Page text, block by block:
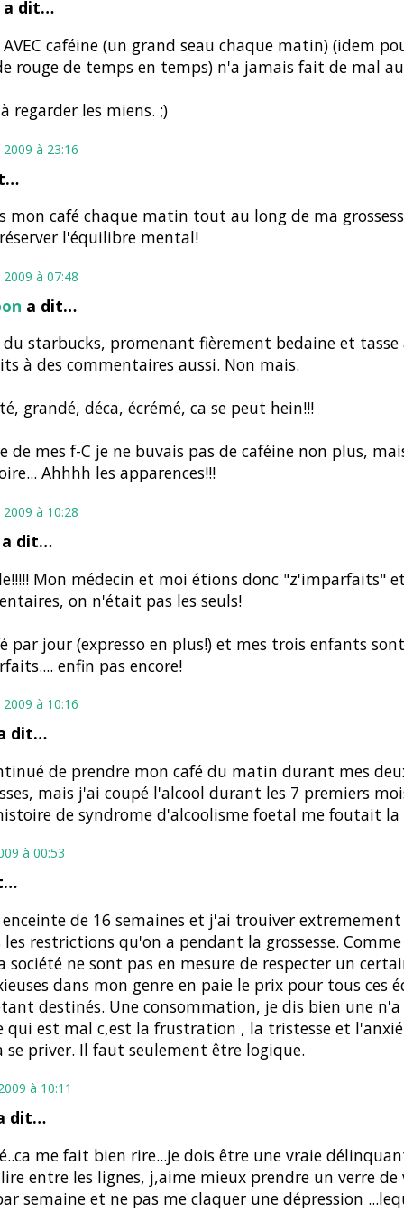
dit…
AVEC caféine (un grand seau chaque matin) (idem
rouge de temps en temps) n'a jamais fait de mal
regarder les miens. ;)
à 23:16
mon café chaque matin tout au long de ma
l'équilibre mental!
à 07:48
a dit…
du starbucks, promenant fièrement bedaine et tasse
à des commentaires aussi. Non mais.
grandé, déca, écrémé, ca se peut hein!!!
de mes f-C je ne buvais pas de caféine non plus,
Ahhhh les apparences!!!
à 10:28
dit…
Mon médecin et moi étions donc "z'imparfaits"
on n'était pas les seuls!
par jour (expresso en plus!) et mes trois enfants
enfin pas encore!
à 10:16
dit…
de prendre mon café du matin durant mes
mais j'ai coupé l'alcool durant les 7 premiers
de syndrome d'alcoolisme foetal me foutait
à 00:53
de 16 semaines et j'ai trouiver
restrictions qu'on a pendant la grossesse.
société ne sont pas en mesure de respecter un
dans mon genre en paie le prix pour tous ces
destinés. Une consommation, je dis bien une
qui est mal c,est la frustration , la tristesse et
se priver. Il faut seulement être logique.
à 10:11
dit…
me fait bien rire...je dois être une vraie
entre les lignes, j,aime mieux prendre un verre de
semaine et ne pas me claquer une dépression